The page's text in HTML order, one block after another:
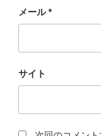
メール*
サイト